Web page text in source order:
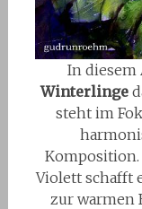
In diesem
Winterlinge
steht im
Violett schafft
zur warmen